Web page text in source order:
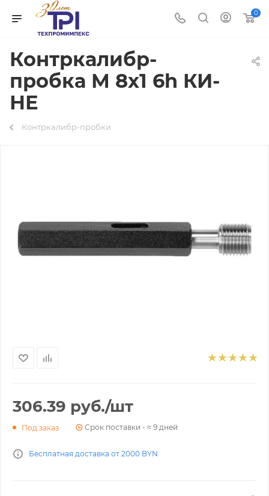
0
Контркалибр-
пробка М 8х1 6h КИ-
НЕ
Контркалибр-пробки
306.39 руб./шт
Под заказ Срок поставки - ≈ 9 дней
Бесплатная доставка от 2000 BYN